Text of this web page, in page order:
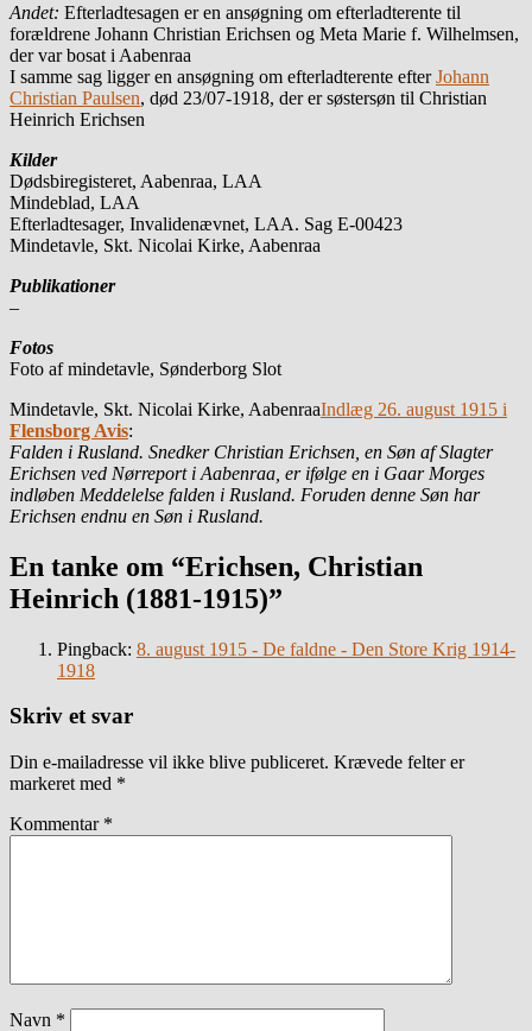
Andet: Efterladtesagen er en ansøgning om efterladterente til
forældrene Johann Christian Erichsen og Meta Marie f. Wilhelmsen,
der var bosat i Aabenraa
I samme sag ligger en ansøgning om efterladterente efterJohann
Christian Paulsen, død 23/07-1918, der er søstersøn til Christian
Heinrich Erichsen
Kilder
Dødsbiregisteret, Aabenraa, LAA
Mindeblad, LAA
Efterladtesager, Invalidenævnet, LAA. Sag E-00423
Mindetavle, Skt. Nicolai Kirke, Aabenraa
Publikationer
–
Fotos
Foto af mindetavle, Sønderborg Slot
Mindetavle, Skt. Nicolai Kirke, AabenraaIndlæg 26. august 1915 i
Flensborg Avis:
Falden i Rusland. Snedker Christian Erichsen , en Søn af Slagter
Erichsen ved Nørreport i Aabenraa, er ifølge en i Gaar Morges
indløben Meddelelse falden i Rusland. Foruden denne Søn har
Erichsen endnu en Søn i Rusland.
En tanke om “Erichsen, Christian
Heinrich (1881-1915)”
Pingback: 8. august 1915 - De faldne - Den Store Krig 1914-
1918
Skriv et svar
Din e-mailadresse vil ikke blive publiceret. Krævede felter er
markeret med *
Kommentar *
Navn *